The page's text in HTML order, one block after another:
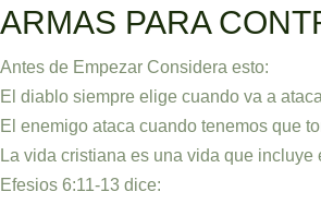
Ir
contenido
ARMAS PARA
Antes de Empezar Considera esto:
El diablo siempre elige cuando va a
El enemigo ataca cuando tenemos que
La vida cristiana es una vida que
Efesios 6:11-13 dice: